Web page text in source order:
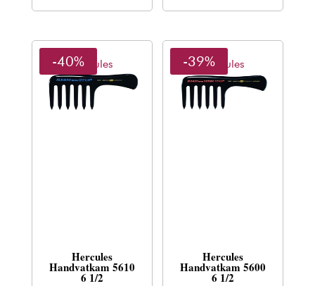
Hercules
-40%
Hercules
Handvatkam 5610
6 1/2
Hercules
-39%
Hercules
Handvatkam 5600
6 1/2